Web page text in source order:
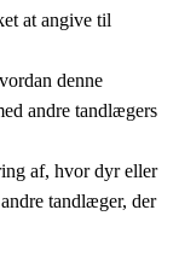
at angive til
denne
andre tandlægers
af, hvor dyr eller
tandlæger, der